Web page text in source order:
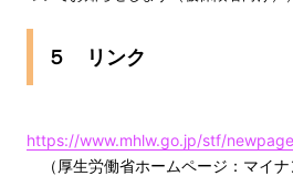
５ リンク
https://www.mhlw.go.jp/stf/
（厚生労働省ホームページ：マイ